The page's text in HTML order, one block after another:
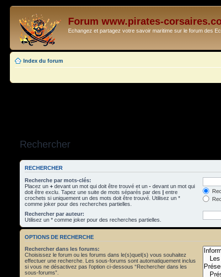
Forum www.pirates-
Echangez et partagez votre savoir maritime sur le forum des
Index du forum
Rechercher
RECHERCHER
Recherche par mots-clés:
Placez un + devant un mot qui doit être trouvé et un - devant un mot qui
doit être exclu. Tapez une suite de mots séparés par des | entre
crochets si uniquement un des mots doit être trouvé. Utilisez un *
comme joker pour des recherches partielles.
Rechercher par auteur:
Utilisez un * comme joker pour des recherches partielles.
OPTIONS DE RECHERCHE
Rechercher dans les forums:
Choisissez le forum ou les forums dans le(s)quel(s) vous souhaitez
effectuer une recherche. Les sous-forums sont automatiquement inclus
si vous ne désactivez pas l’option ci-dessous “Rechercher dans les
sous-forums”.